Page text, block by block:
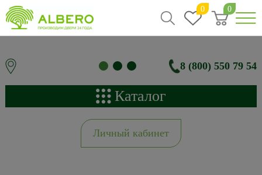
0 0
8 (800) 550 79 54
Каталог
Личный кабинет